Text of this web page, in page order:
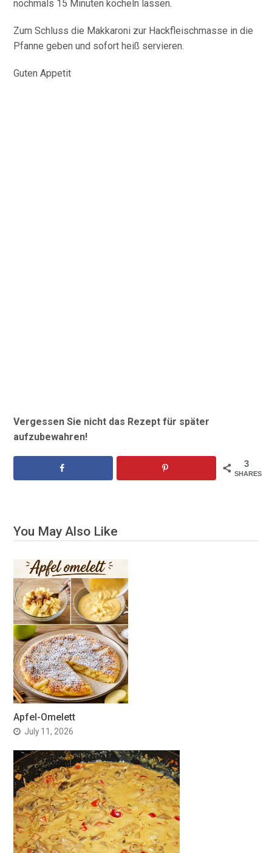
nochmals 15 Minuten köcheln lassen.
Zum Schluss die Makkaroni zur Hackfleischmasse in die
Pfanne geben und sofort heiß servieren.
Guten Appetit
Vergessen Sie nicht das Rezept für später
aufzubewahren!
3
SHARES
You May Also Like
Apfel-Omelett
July 11, 2026